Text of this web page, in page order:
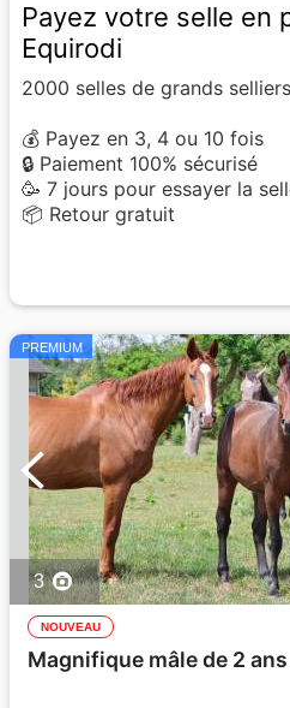
Payez votre selle en
Equirodi
2000 selles de grands selliers
💰 Payez en 3, 4 ou 10 fois
🔒 Paiement 100% sécurisé
🥳 7 jours pour essayer la
📦 Retour gratuit
PREMIUM
3
NOUVEAU
Magnifique mâle de 2